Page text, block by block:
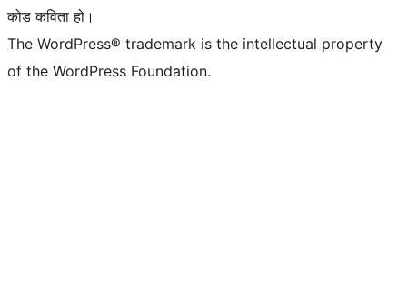
कोड कविता हो।
The WordPress® trademark is the intellectual property
of the WordPress Foundation.